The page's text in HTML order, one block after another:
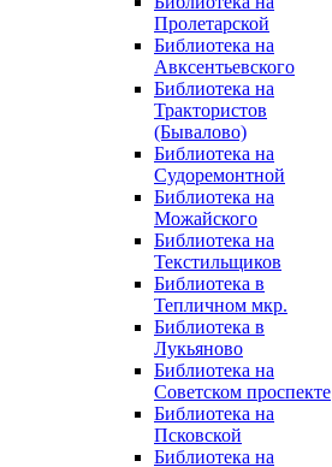
Пролетарской
Библиотека на
Авксентьевского
Библиотека на
Трактористов
(Бывалово)
Библиотека на
Судоремонтной
Библиотека на
Можайского
Библиотека на
Текстильщиков
Библиотека в
Тепличном мкр.
Библиотека в
Лукьяново
Библиотека на
Советском проспекте
Библиотека на
Псковской
Библиотека на